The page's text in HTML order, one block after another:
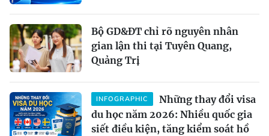
Bộ GD&ĐT chỉ rõ nguyên nhân
gian lận thi tại Tuyên Quang,
Quảng Trị
INFOGRAPHIC
Những thay đổi visa
du học năm 2026: Nhiều quốc gia
siết điều kiện, tăng kiểm soát hồ